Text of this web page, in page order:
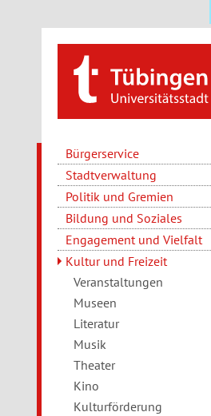
Bürgerservice
Stadtverwaltung
Politik und Gremien
Bildung und Soziales
Engagement und Vielfalt
Kultur und Freizeit
Veranstaltungen
Museen
Literatur
Musik
Theater
Kino
Kulturförderung